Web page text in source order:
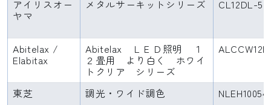
アイリスオー
ヤマ
メタルサーキットシリーズ CL12DL-
Abitelax /
Elabitax
Abitelax ＬＥＤ照明 １
２畳用 より白く ホワイ
トクリア シリーズ
ALCCW12D
東芝 調光・ワイド調色